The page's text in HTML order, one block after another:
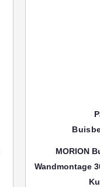
MORION
Wandmontage